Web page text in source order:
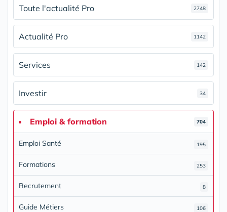
Toute l'actualité Pro 2748
Actualité Pro 1142
Services 142
Investir 34
Emploi & formation 704
Emploi Santé 195
Formations 253
Recrutement 8
Guide Métiers 106